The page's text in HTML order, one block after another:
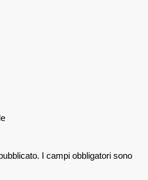
I campi obbligatori sono